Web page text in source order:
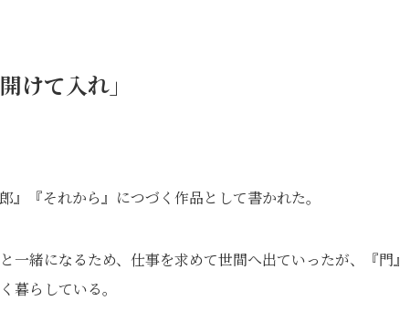
けて入れ」
『それから』につづく作品として書かれた。
一緒になるため、仕事を求めて世間へ出ていったが、『門』
暮らしている。